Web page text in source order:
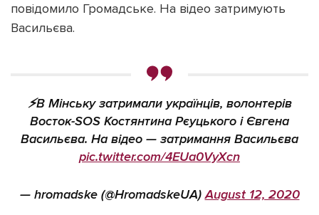
повідомило Громадське. На відео затримують
Васильєва.
⚡️В Мінську затримали українців, волонтерів
Восток-SOS Костянтина Рєуцького і Євгена
Васильєва. На відео — затримання Васильєва
pic.twitter.com/4EUa0VyXcn
— hromadske (@HromadskeUA)August 12, 2020